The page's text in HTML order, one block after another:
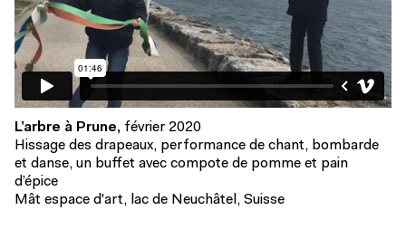
L’arbre à Prune, février 2020
Hissage des drapeaux, performance de chant, bombarde
et danse, un buffet avec compote de pomme et pain
d’épice
Mât espace d'art, lac de Neuchâtel, Suisse